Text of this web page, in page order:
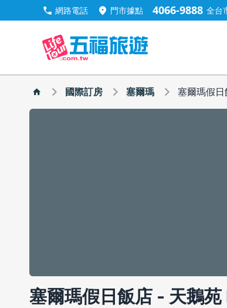
call 網路電話 location_on 門市據點 4066-9888 全台
國際訂房 塞爾瑪 塞爾瑪假
塞爾瑪假日飯店 - 天鵝